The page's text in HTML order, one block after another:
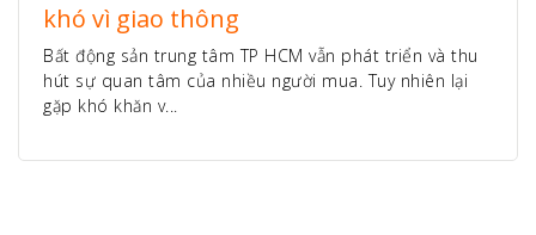
khó vì giao thông
Bất động sản trung tâm TP HCM vẫn phát triển và thu
hút sự quan tâm của nhiều người mua. Tuy nhiên lại
gặp khó khăn v...